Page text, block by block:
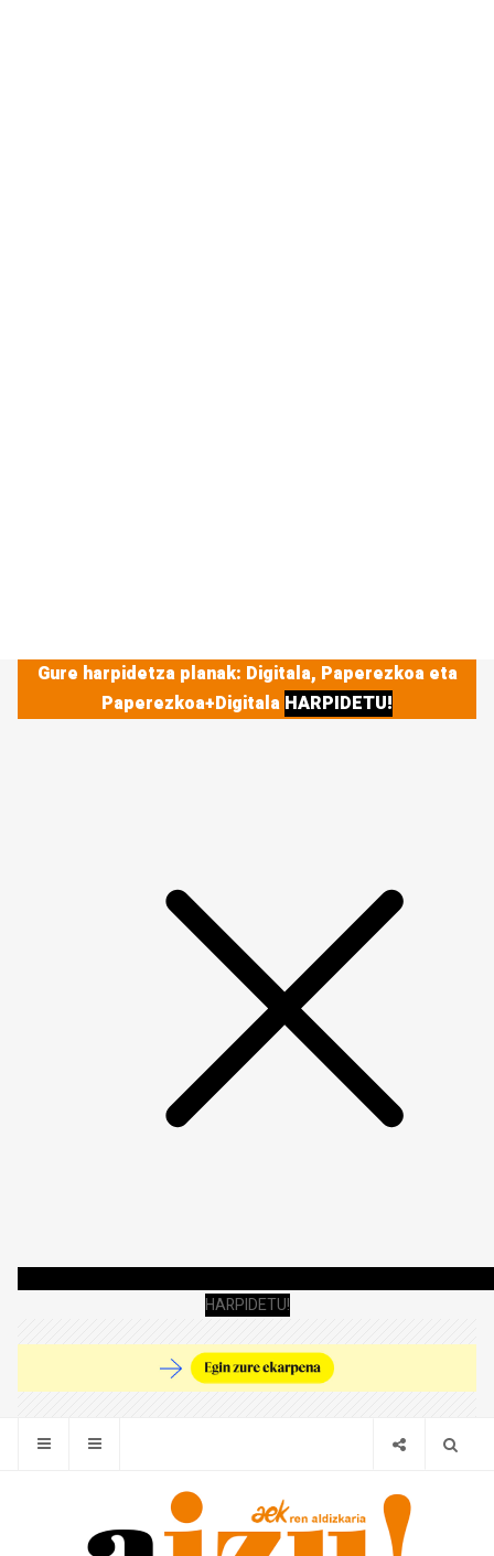
Gure harpidetza planak: Digitala, Paperezkoa eta
Paperezkoa+Digitala HARPIDETU!
HARPIDETU!